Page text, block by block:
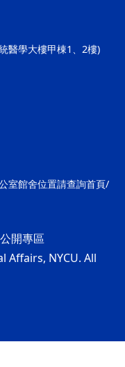
醫學大樓甲棟1、2樓)
室館舍位置請查詢首頁/
開專區
Affairs, NYCU. All